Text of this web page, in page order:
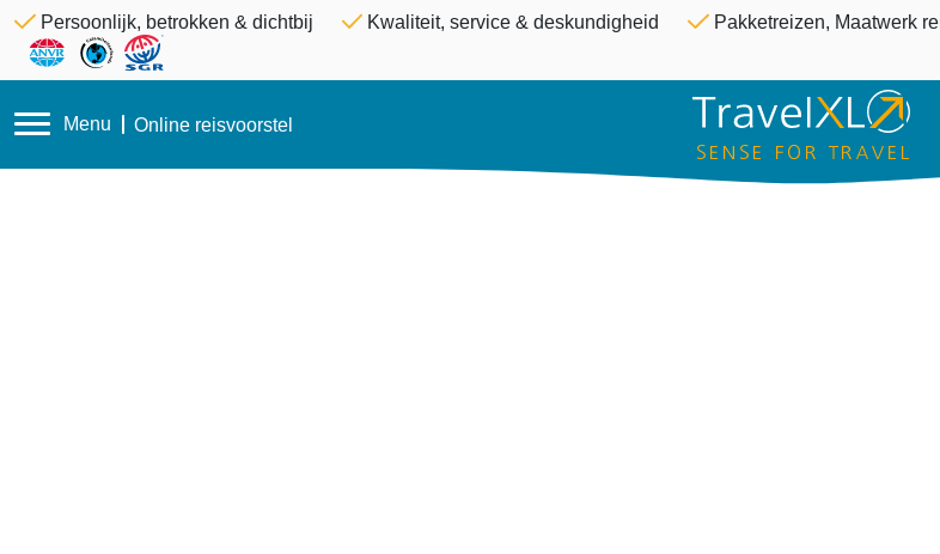
Overslaan en
Persoonlijk, betrokken & dichtbij Kwaliteit, service & deskundigheid Pakketreizen, Maatwerk
Menu Online reisvoorstel